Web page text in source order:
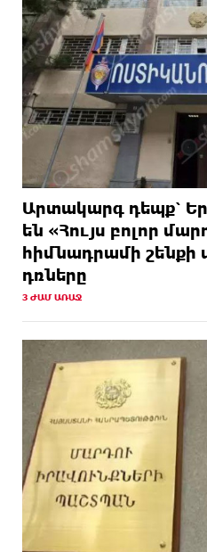
նախագիծը
22 ԺԱՄ
ԱՌԱՋ
Կաթողիկոսի
հետևանք է. Հանրային
Արտակարգ դեպք՝
են «Հույս բոլոր
հիմնադրամի շենքի
դռները
3 ԺԱՄ ԱՌԱՋ